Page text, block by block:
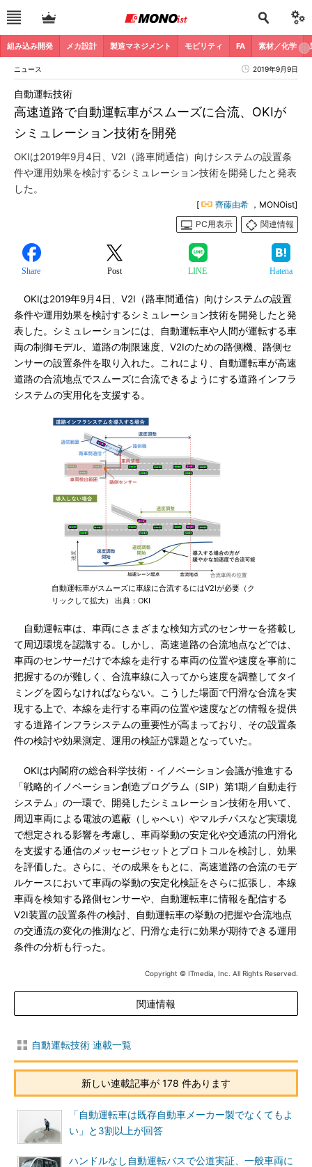
組み込み開発 メカ設計 製造マネジメント モビリティ FA 素材／化学
ニュース 2019年9月9日
高速道路で自動運転車がスムーズに合流、OKIが
シミュレーション技術を開発
自動運転技術
OKIは2019年9月4日、V2I（路車間通信）向けシステムの設置条
件や運用効果を検討するシミュレーション技術を開発したと発表
した。
[ 齊藤由希 ，MONOist]
PC用表示
関連情報
Share Post LINE Hatena
OKIは2019年9月4日、V2I（路車間通信）向けシステムの設置
条件や運用効果を検討するシミュレーション技術を開発したと発
表した。シミュレーションには、自動運転車や人間が運転する車
両の制御モデル、道路の制限速度、V2Iのための路側機、路側セ
ンサーの設置条件を取り入れた。これにより、自動運転車が高速
道路の合流地点でスムーズに合流できるようにする道路インフラ
システムの実用化を支援する。
自動運転車がスムーズに車線に合流するにはV2Iが必要（ク
リックして拡大） 出典：OKI
自動運転車は、車両にさまざまな検知方式のセンサーを搭載し
て周辺環境を認識する。しかし、高速道路の合流地点などでは、
車両のセンサーだけで本線を走行する車両の位置や速度を事前に
把握するのが難しく、合流車線に入ってから速度を調整してタイ
ミングを図らなければならない。こうした場面で円滑な合流を実
現する上で、本線を走行する車両の位置や速度などの情報を提供
する道路インフラシステムの重要性が高まっており、その設置条
件の検討や効果測定、運用の検証が課題となっていた。
OKIは内閣府の総合科学技術・イノベーション会議が推進する
「戦略的イノベーション創造プログラム（SIP）第1期／自動走行
システム」の一環で、開発したシミュレーション技術を用いて、
周辺車両による電波の遮蔽（しゃへい）やマルチパスなど実環境
で想定される影響を考慮し、車両挙動の安定化や交通流の円滑化
を支援する通信のメッセージセットとプロトコルを検討し、効果
を評価した。さらに、その成果をもとに、高速道路の合流のモデ
ルケースにおいて車両の挙動の安定化検証をさらに拡張し、本線
車両を検知する路側センサーや、自動運転車に情報を配信する
V2I装置の設置条件の検討、自動運転車の挙動の把握や合流地点
の交通流の変化の推測など、円滑な走行に効果が期待できる運用
条件の分析も行った。
Copyright © ITmedia, Inc. All Rights Reserved.
関連情報
自動運転技術 連載一覧
新しい連載記事が 178 件あります
「自動運転車は既存自動車メーカー製でなくてもよ
い」と3割以上が回答
ハンドルなし自動運転バスで公道実証、一般車両に